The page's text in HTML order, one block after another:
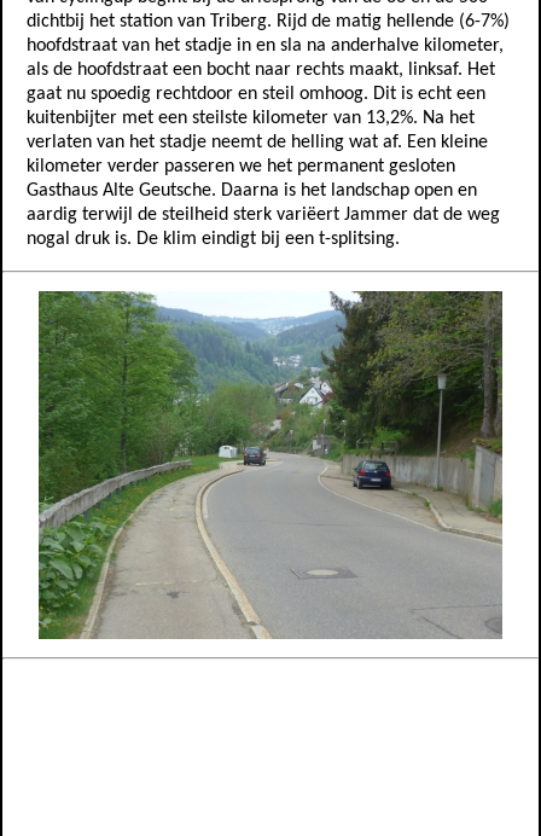
dichtbij het station van Triberg. Rijd de matig hellende (6-7%)
hoofdstraat van het stadje in en sla na anderhalve kilometer,
als de hoofdstraat een bocht naar rechts maakt, linksaf. Het
gaat nu spoedig rechtdoor en steil omhoog. Dit is echt een
kuitenbijter met een steilste kilometer van 13,2%. Na het
verlaten van het stadje neemt de helling wat af. Een kleine
kilometer verder passeren we het permanent gesloten
Gasthaus Alte Geutsche. Daarna is het landschap open en
aardig terwijl de steilheid sterk variëert Jammer dat de weg
nogal druk is. De klim eindigt bij een t-splitsing.